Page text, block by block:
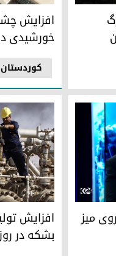
اقلیم کوردستان از
افزایش
کوردستان
افزایش
خورشیدی
دولت اقلیم کوردستان
میز افزایش تولید نفت
بشکه در